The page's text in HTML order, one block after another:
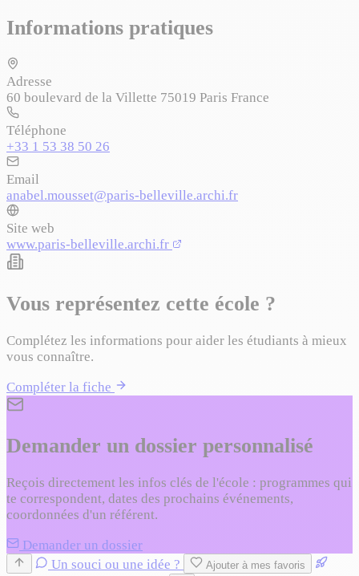
Informations pratiques
Adresse
60 boulevard de la Villette 75019 Paris France
Téléphone
+33 1 53 38 50 26
Email
anabel.mousset@paris-belleville.archi.fr
Site web
www.paris-belleville.archi.fr
Vous représentez cette école ?
Complétez les informations pour aider les étudiants à mieux
vous connaître.
Compléter la fiche
Demander un dossier personnalisé
Reçois directement les infos clés de l'école : programmes qui
te correspondent, dates des prochains événements,
coordonnées d'un référent.
Demander un dossier
Un souci ou une idée ?
Ajouter à mes favoris